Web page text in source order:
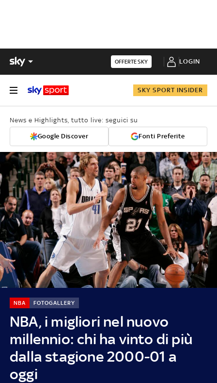
OFFERTE SKY LOGIN
SKY SPORT INSIDER
News e Highlights, tutto live: seguici su
Google Discover Fonti Preferite
NBA, i migliori nel nuovo
millennio: chi ha vinto di più
dalla stagione 2000-01 a
oggi
NBA FOTOGALLERY